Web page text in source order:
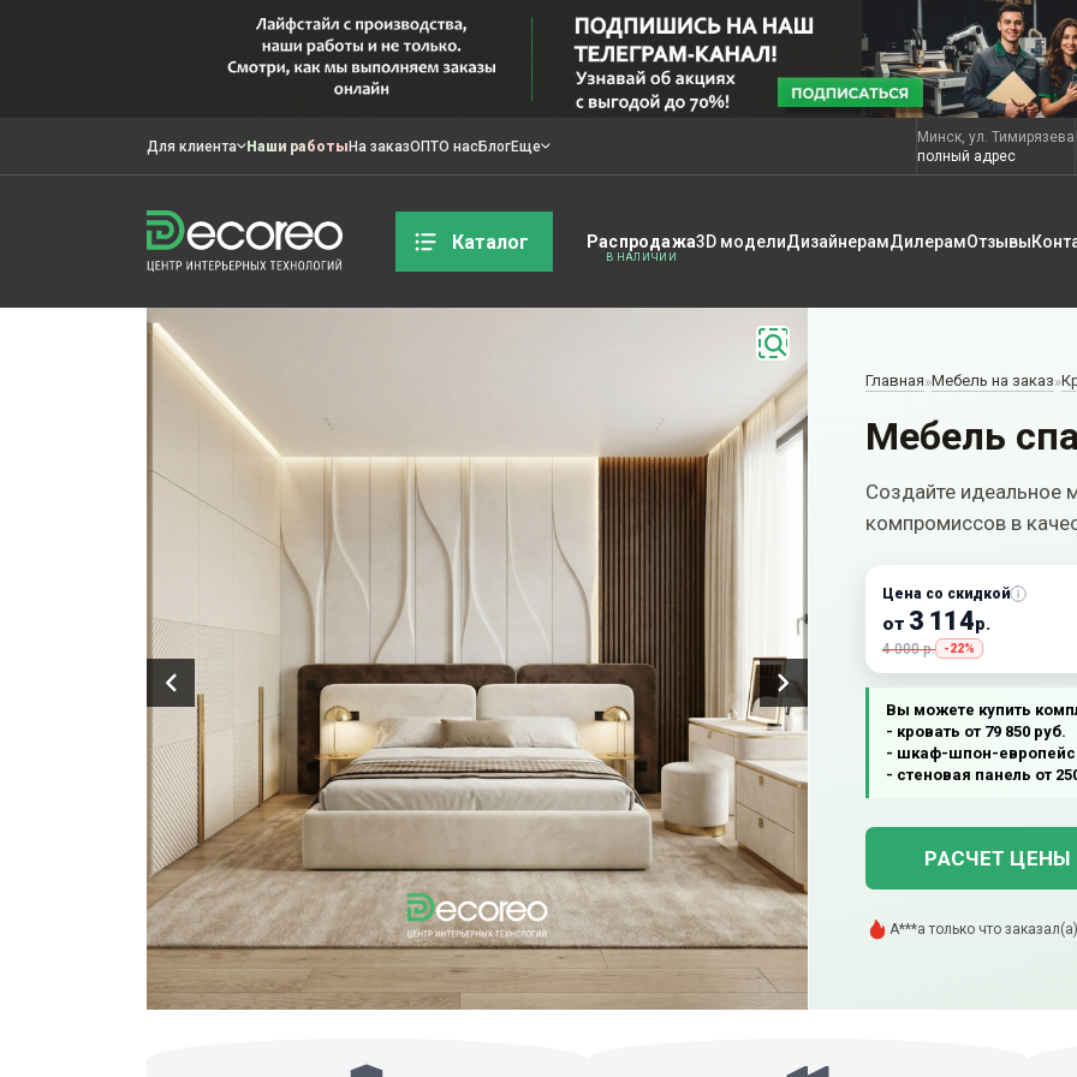
Для клиента Наши работыНа заказОПТО насБлогЕще
Минск, ул. Тимирязева
полный адрес
Каталог Распродажа3D моделиДизайнерамДилерамОтзывы
Главная»Мебель на заказ»
Мебель
Создайте идеальное
компромиссов в
Цена со скидкой
от 3 114р.
4 000 р. -22%
Вы можете купить
- кровать от 79 850 руб.
- шкаф-шпон-
- стеновая панель от
РАСЧЕТ ЦЕНЫ
А***а только что
Г***й добавил(а) в корзину